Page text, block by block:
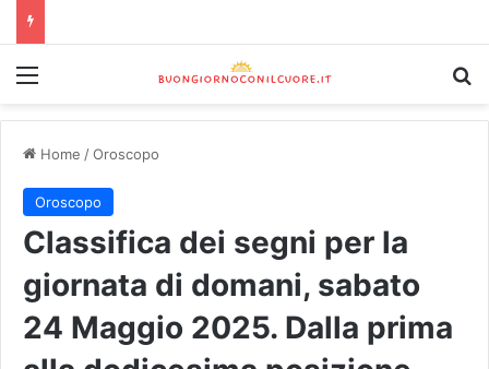
Home /Oroscopo
Oroscopo
Classifica dei segni per la
giornata di domani, sabato
24 Maggio 2025. Dalla prima